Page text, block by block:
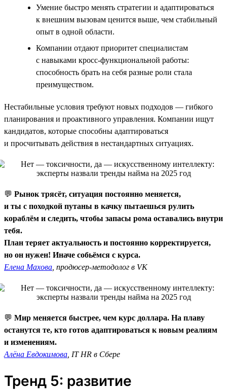
Умение быстро менять стратегии и адаптироваться
к внешним вызовам ценится выше, чем стабильный
опыт в одной области.
Компании отдают приоритет специалистам
с навыками кросс-функциональной работы:
способность брать на себя разные роли стала
преимуществом.
Нестабильные условия требуют новых подходов — гибкого
планирования и проактивного управления. Компании ищут
кандидатов, которые способны адаптироваться
и просчитывать действия в нестандартных ситуациях.
💬 Рынок трясёт, ситуация постоянно меняется,
и ты с походкой путаны в качку пытаешься рулить
кораблём и следить, чтобы запасы рома оставались внутри
тебя.
План теряет актуальность и постоянно корректируется,
но он нужен! Иначе собьёмся с курса.
Елена Махова , продюсер-методолог в VK
💬 Мир меняется быстрее, чем курс доллара. На плаву
останутся те, кто готов адаптироваться к новым реалиям
и изменениям.
Алёна Евдокимова , IT HR в Сбере
Тренд 5: развитие